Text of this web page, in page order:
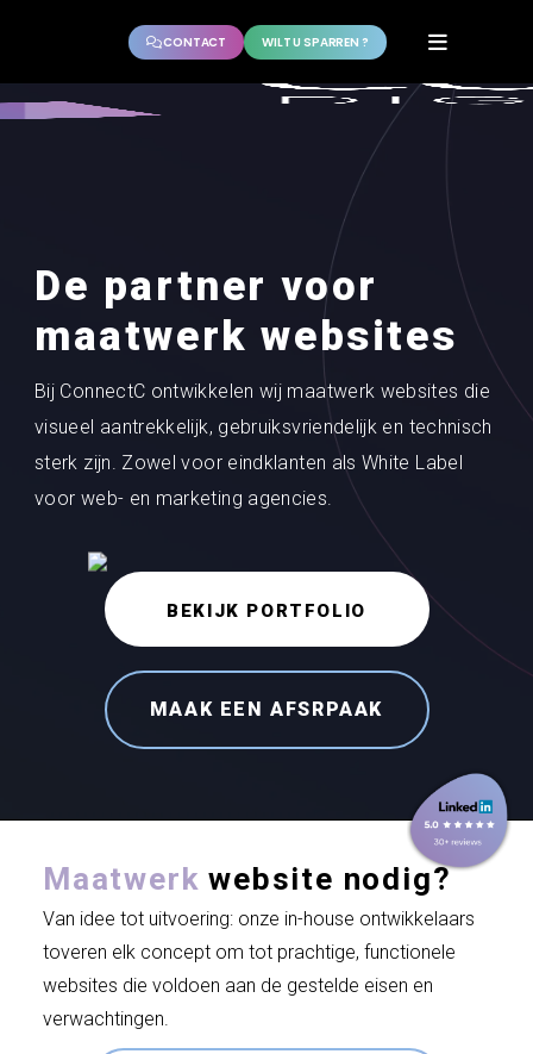
CONTACT WILT U SPARREN ?
De partner voor
maatwerk websites
Bij ConnectC ontwikkelen wij maatwerk websites die
visueel aantrekkelijk, gebruiksvriendelijk en technisch
sterk zijn. Zowel voor eindklanten als White Label
voor web- en marketing agencies.
BEKIJK PORTFOLIO
MAAK EEN AFSRPAAK
Maatwerk website nodig?
Van idee tot uitvoering: onze in-house ontwikkelaars
toveren elk concept om tot prachtige, functionele
websites die voldoen aan de gestelde eisen en
verwachtingen.